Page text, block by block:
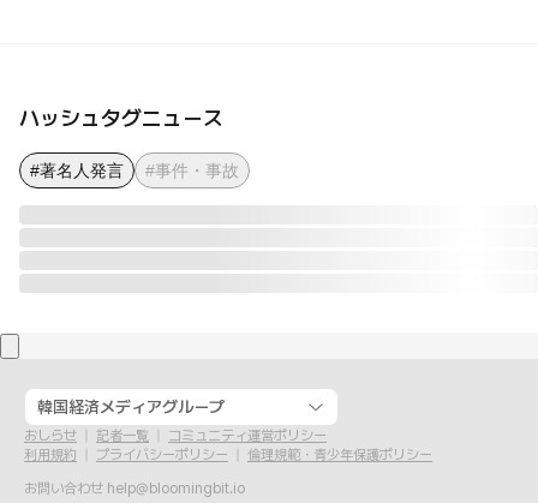
ハッシュタグニュース
#著名人発言 #事件・事故
韓国経済メディアグループ
おしらせ 記者一覧
コミュニティ運営ポリシー
利用規約
プライバシーポリシー
倫理規範・青少年保護ポリシー
お問い合わせ help@bloomingbit.io